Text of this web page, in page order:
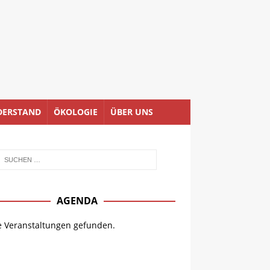
ÖKOLOGIE ÜBER UNS
AGENDA
Veranstaltungen gefunden.